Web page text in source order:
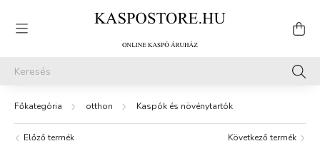
otthon Kaspók és növénytartók
Előző termék Következő termék